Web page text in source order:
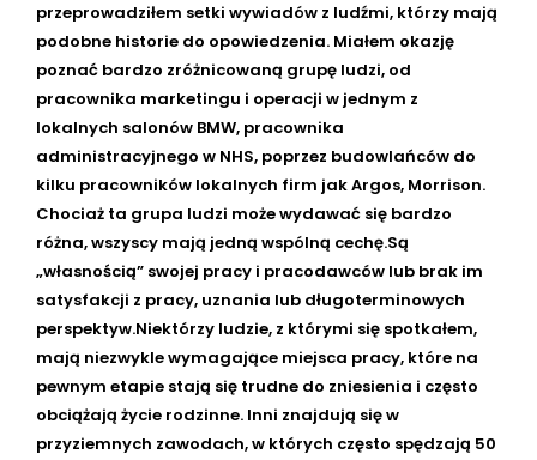
przeprowadziłem setki wywiadów z ludźmi, którzy mają
podobne historie do opowiedzenia. Miałem okazję
poznać bardzo zróżnicowaną grupę ludzi, od
pracownika marketingu i operacji w jednym z
lokalnych salonów BMW, pracownika
administracyjnego w NHS, poprzez budowlańców do
kilku pracowników lokalnych firm jak Argos, Morrison.
Chociaż ta grupa ludzi może wydawać się bardzo
różna, wszyscy mają jedną wspólną cechę.Są
„własnością” swojej pracy i pracodawców lub brak im
satysfakcji z pracy, uznania lub długoterminowych
perspektyw.Niektórzy ludzie, z którymi się spotkałem,
mają niezwykle wymagające miejsca pracy, które na
pewnym etapie stają się trudne do zniesienia i często
obciążają życie rodzinne. Inni znajdują się w
przyziemnych zawodach, w których często spędzają 50